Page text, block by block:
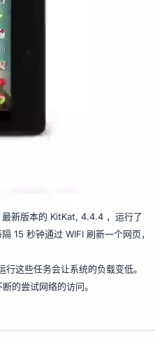
新版本的 KitKat, 4.4.4 ，运行了
15 秒钟通过 WIFI 刷新一个网页，
这些任务会让系统的负载变低。
的尝试网络的访问。